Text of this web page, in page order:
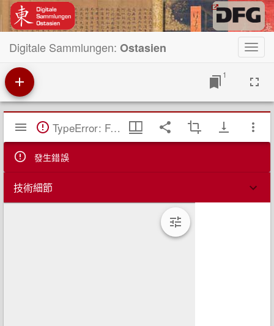
Digitale Sammlungen: Ostasien
1
Mirador
覽
TypeError: Failed to fetch
發生錯誤
技術細節